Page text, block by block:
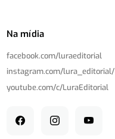
Na mídia
facebook.com/luraeditorial
instagram.com/lura_editorial/
youtube.com/c/LuraEditorial